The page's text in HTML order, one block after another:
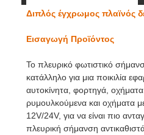
Διάσταση Βίντεο
Διπλός έγχρωμος πλαϊνός
Εισαγωγή Προϊόντος
Το πλευρικό φωτιστικό
κατάλληλο για μια ποικιλία
αυτοκίνητα, φορτηγά,
ρυμουλκούμενα και οχήματα
12V/24V, για να είναι πιο
πλευρική σήμανση